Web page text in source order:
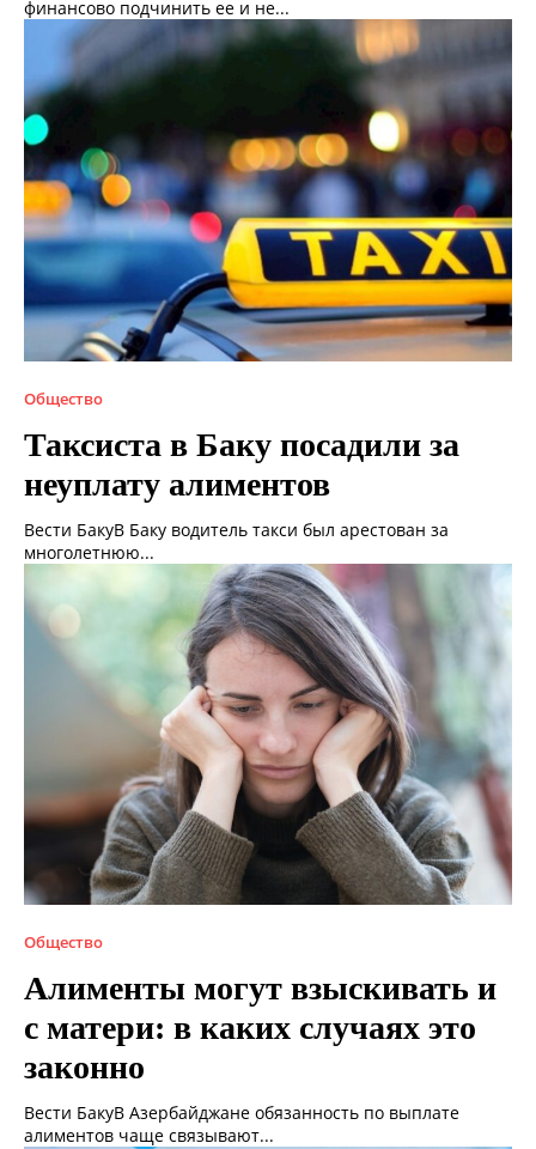
финансово подчинить ее и не...
Общество
Таксиста в Баку посадили за
неуплату алиментов
Вести БакуВ Баку водитель такси был арестован за
многолетнюю...
Общество
Алименты могут взыскивать и
с матери: в каких случаях это
законно
Вести БакуВ Азербайджане обязанность по выплате
алиментов чаще связывают...